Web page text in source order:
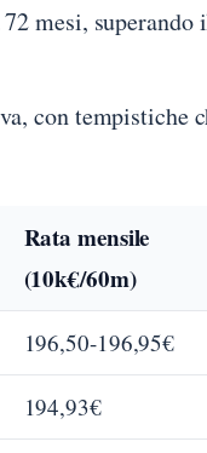
mesi,
con tempistiche
Rata mensile
(10k€/60m)
196,50-196,95€
194,93€